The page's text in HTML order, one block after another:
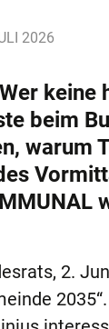
2026
beim
warum
2.